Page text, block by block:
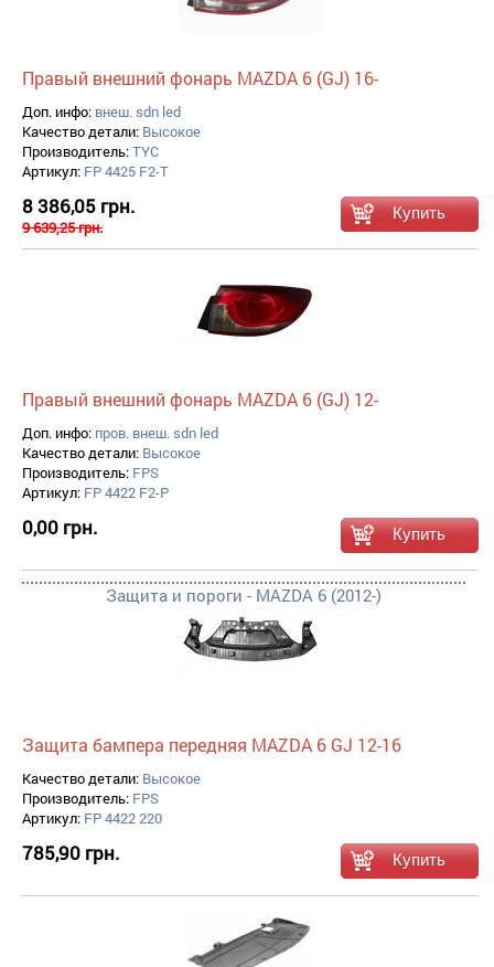
Правый внешний фонарь MAZDA 6 (GJ) 16-
Доп. инфо: внеш. sdn led
Качество детали: Высокое
Производитель:TYC
Артикул: FP 4425 F2-T
8 386,05 грн.
9 639,25 грн.
Правый внешний фонарь MAZDA 6 (GJ) 12-
Доп. инфо: пров. внеш. sdn led
Качество детали: Высокое
Производитель: FPS
Артикул: FP 4422 F2-P
0,00 грн.
Защита и пороги - MAZDA 6 (2012-)
Защита бампера передняя MAZDA 6 GJ 12-16
Качество детали: Высокое
Производитель: FPS
Артикул: FP 4422 220
785,90 грн.